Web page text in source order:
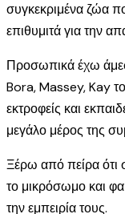
συγκεκριμένα ζώα
επιθυμιτά για την
Προσωπικά έχω
Bora, Massey, Kay
εκτροφείς και
μεγάλο μέρος της
Ξέρω από πείρα ότι
το μικρόσωμο και
την εμπειρία τους.